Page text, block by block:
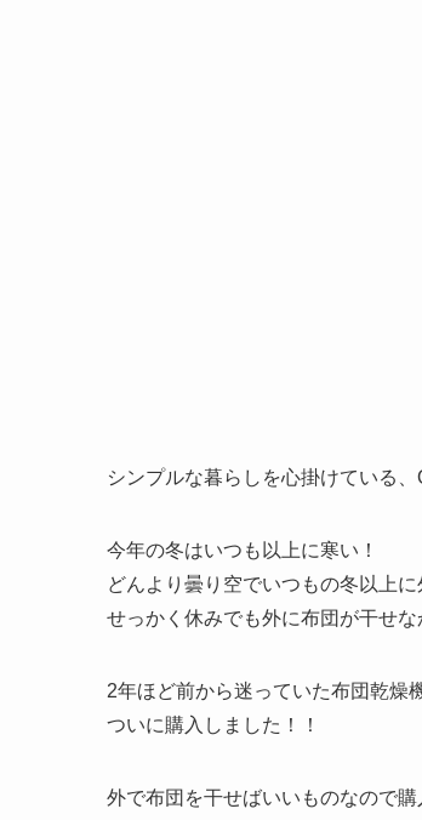
シンプルな暮らしを心掛けている、
今年の冬はいつも以上に寒い！
どんより曇り空でいつもの冬以上
せっかく休みでも外に布団が干せ
2年ほど前から迷っていた布団乾燥機
ついに購入しました！！
外で布団を干せばいいものなので